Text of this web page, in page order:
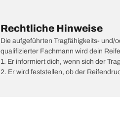
Rechtliche Hinweise
Die aufgeführten Tragfähigkeits- und/
qualifizierter Fachmann wird dein
1. Er informiert dich, wenn sich der
2. Er wird feststellen, ob der